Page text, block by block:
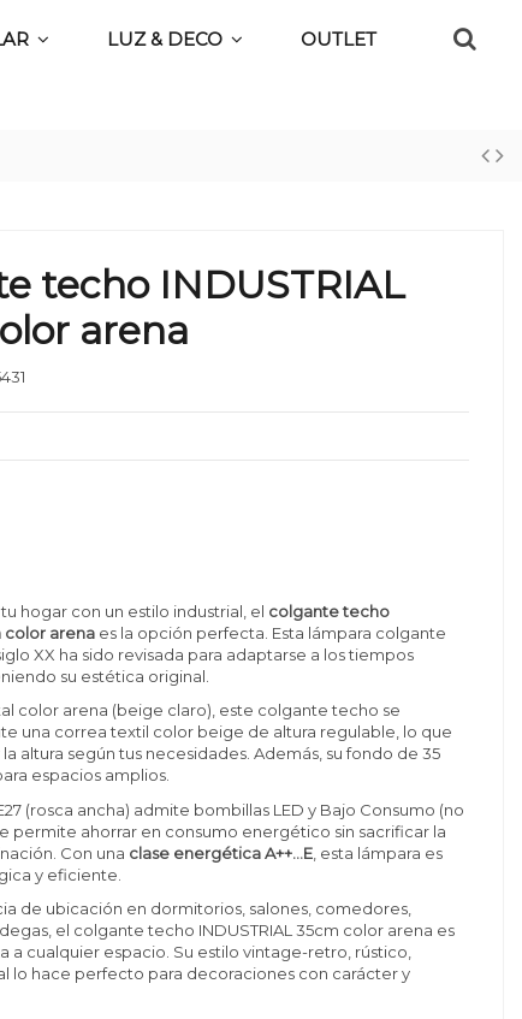
LUZ & DECO OUTLET
techo INDUSTRIAL
arena
hogar con un estilo industrial, el colgante techo
color arena es la opción perfecta. Esta lámpara colgante
XX ha sido revisada para adaptarse a los tiempos
su estética original.
color arena (beige claro), este colgante techo se
una correa textil color beige de altura regulable, lo que
altura según tus necesidades. Además, su fondo de 35
espacios amplios.
(rosca ancha) admite bombillas LED y Bajo Consumo (no
permite ahorrar en consumo energético sin sacrificar la
Con una clase energética A++...E , esta lámpara es
y eficiente.
de ubicación en dormitorios, salones, comedores,
el colgante techo INDUSTRIAL 35cm color arena es
a cualquier espacio. Su estilo vintage-retro, rústico,
lo hace perfecto para decoraciones con carácter y